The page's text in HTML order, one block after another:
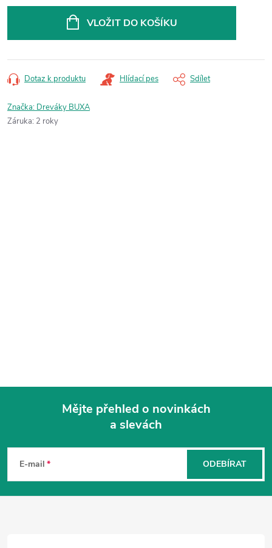
VLOŽIT DO KOŠÍKU
Dotaz k produktu Hlídací pes Sdílet
Značka: Dreváky BUXA
Záruka: 2 roky
Mějte přehled o novinkách
a slevách
E-mail ODEBÍRAT